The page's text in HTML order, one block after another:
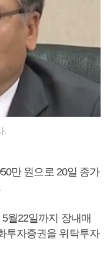
.
만 원으로 20일 종가
월22일까지 장내매
투자증권을 위탁투자